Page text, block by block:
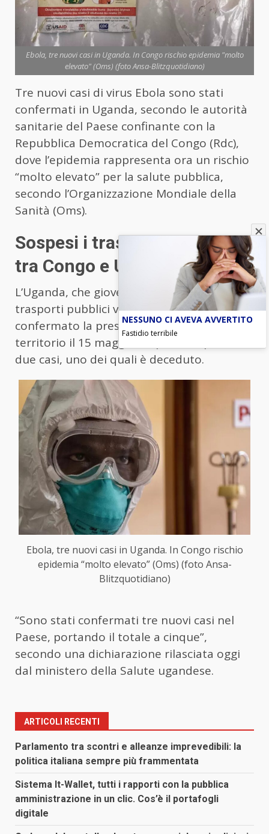
Ebola, tre nuovi casi in Uganda. In Congo rischio epidemia "molto
elevato" (Oms) (foto Ansa-Blitzquotidiano)
Tre nuovi casi di virus Ebola sono stati
confermati in Uganda, secondo le autorità
sanitarie del Paese confinante con la
Repubblica Democratica del Congo (Rdc),
dove l’epidemia rappresenta ora un rischio
“molto elevato” per la salute pubblica,
secondo l’Organizzazione Mondiale della
Sanità (Oms).
Sospesi i trasporti pubblici
tra Congo e Uganda
L’Uganda, che giovedì ha sospeso tutti i
trasporti pubblici verso la Rdc, ha
confermato la presenza di Ebola sul suo
territorio il 15 maggio, dopo la scoperta di
due casi, uno dei quali è deceduto.
Ebola, tre nuovi casi in Uganda. In Congo rischio
epidemia “molto elevato” (Oms) (foto Ansa-
Blitzquotidiano)
“Sono stati confermati tre nuovi casi nel
Paese, portando il totale a cinque”,
secondo una dichiarazione rilasciata oggi
dal ministero della Salute ugandese.
ARTICOLI RECENTI
Parlamento tra scontri e alleanze imprevedibili: la
politica italiana sempre più frammentata
Sistema It-Wallet, tutti i rapporti con la pubblica
amministrazione in un clic. Cos’è il portafogli
digitale
NESSUNO CI AVEVA AVVERTITO
Fastidio terribile